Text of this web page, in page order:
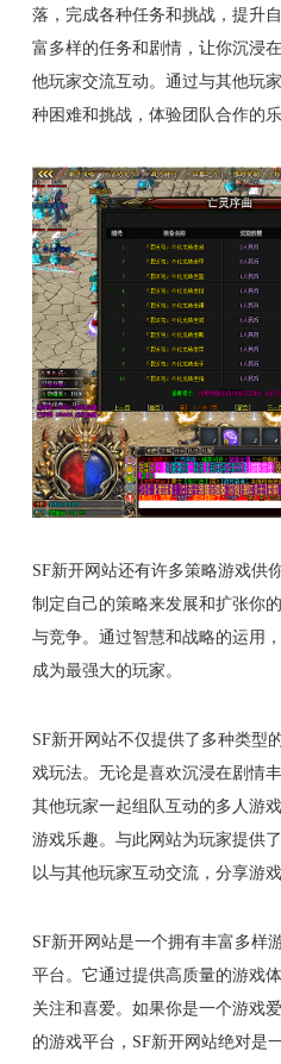
落，完成各种任务和挑战，提升
富多样的任务和剧情，让你沉浸
他玩家交流互动。通过与其他玩
种困难和挑战，体验团队合作的乐
SF新开网站还有许多策略游戏供
制定自己的策略来发展和扩张你
与竞争。通过智慧和战略的运用
成为最强大的玩家。
SF新开网站不仅提供了多种类型
戏玩法。无论是喜欢沉浸在剧情
其他玩家一起组队互动的多人游
游戏乐趣。与此网站为玩家提供
以与其他玩家互动交流，分享游戏
SF新开网站是一个拥有丰富多样
平台。它通过提供高质量的游戏
关注和喜爱。如果你是一个游戏
的游戏平台，SF新开网站绝对是